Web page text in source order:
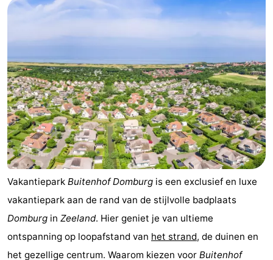
Natuur
Oosterschelde
-
Burgh
Haamstede
-
Natuur
Kop
van
Schouwen
Walcheren
-
Veere
-
Natuur
Oranjezon
-
Oostkapelle
-
Vakantiepark Buitenhof Domburg is een exclusief en luxe
vakantiepark aan de rand van de stijlvolle badplaats
Domburg in Zeeland. Hier geniet je van ultieme
ontspanning op loopafstand van het strand, de duinen en
het gezellige centrum. Waarom kiezen voor Buitenhof